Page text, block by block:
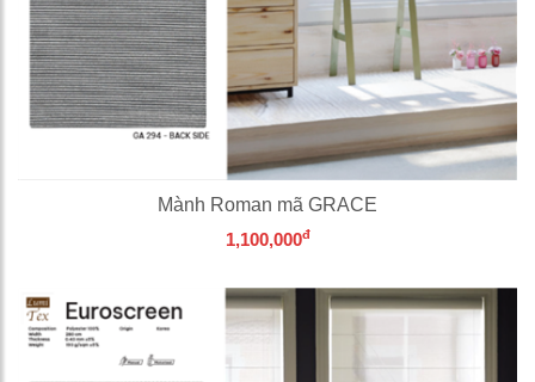
Mành Roman mã GRACE
1,100,000đ